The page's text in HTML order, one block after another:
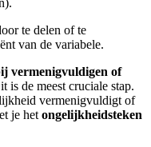
te delen of te
van de variabele.
vermenigvuldigen of
is de meest cruciale stap.
vermenigvuldigt of
je het ongelijkheidsteken